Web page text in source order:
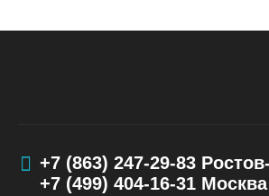
+7 (863) 247-29-83
+7 (499) 404-16-31Москва